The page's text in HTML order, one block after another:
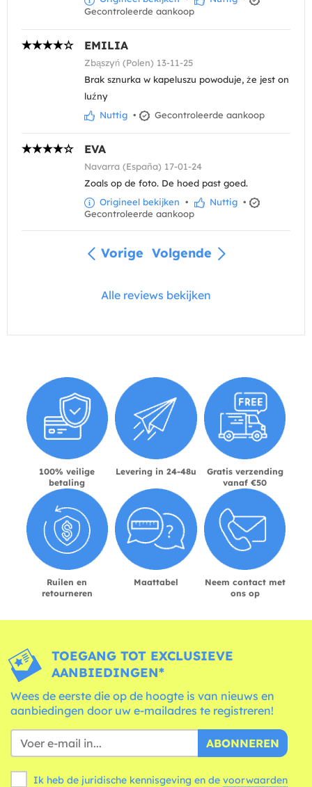
Gecontroleerde aankoop
EMILIA
Zbąszyń (Polen) 13-11-25
Brak sznurka w kapeluszu powoduje, że jest on
luźny
Nuttig • Gecontroleerde aankoop
EVA
Navarra (España) 17-01-24
Zoals op de foto. De hoed past goed.
Origineel bekijken • Nuttig •
Gecontroleerde aankoop
Vorige Volgende
Alle reviews bekijken
100% veilige
betaling
Levering in 24-48u
Gratis verzending
vanaf €50
Ruilen en
retourneren
Maattabel
Neem contact met
ons op
TOEGANG TOT EXCLUSIEVE
AANBIEDINGEN*
Wees de eerste die op de hoogte is van nieuws en
aanbiedingen door uw e-mailadres te registreren!
ABONNEREN
Ik heb de juridische kennisgeving en de voorwaarden